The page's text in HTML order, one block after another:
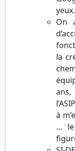
yeux.
On
la
à
… le